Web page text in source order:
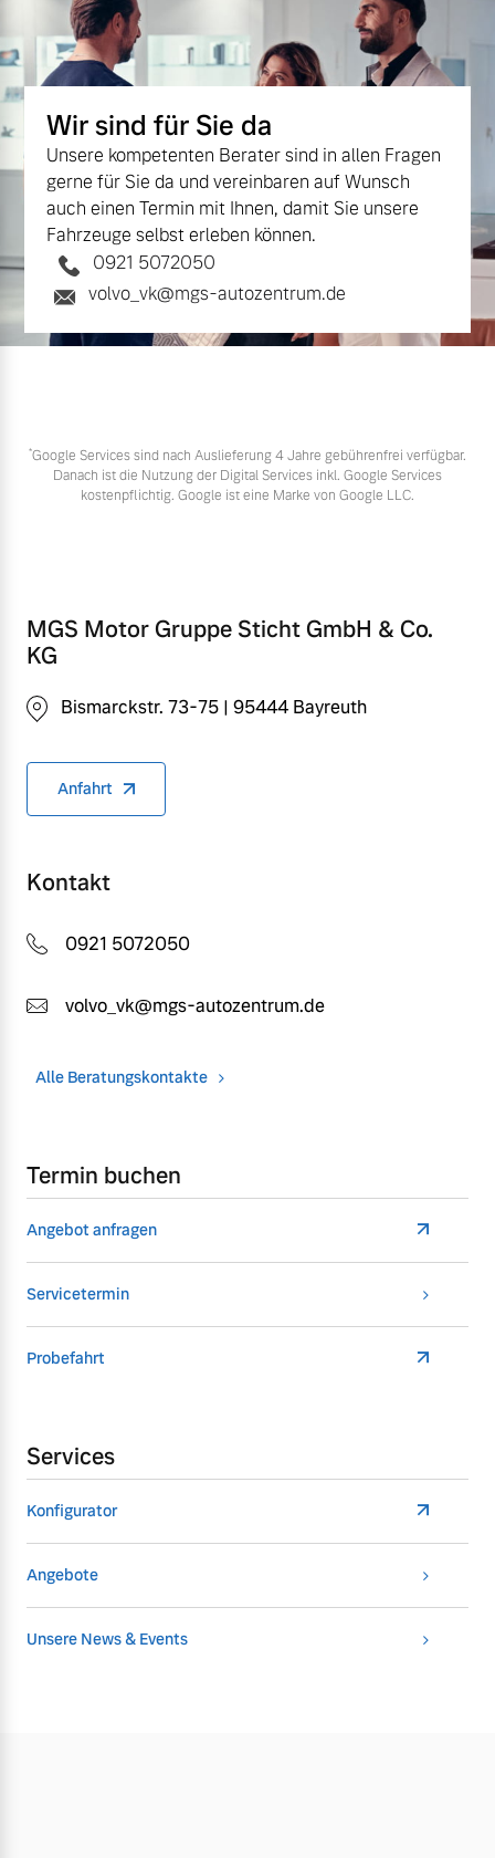
Wir sind für Sie da
Unsere kompetenten Berater sind in allen Fragen
gerne für Sie da und vereinbaren auf Wunsch
auch einen Termin mit Ihnen, damit Sie unsere
Fahrzeuge selbst erleben können.
0921 5072050
volvo_vk@mgs-autozentrum.de
*Google Services sind nach Auslieferung 4 Jahre gebührenfrei verfügbar.
Danach ist die Nutzung der Digital Services inkl. Google Services
kostenpflichtig. Google ist eine Marke von Google LLC.
MGS Motor Gruppe Sticht GmbH & Co.
KG
Bismarckstr. 73-75 | 95444 Bayreuth
Anfahrt
Kontakt
0921 5072050
volvo_vk@mgs-autozentrum.de
Alle Beratungskontakte
Termin buchen
Angebot anfragen
Servicetermin
Probefahrt
Services
Konfigurator
Angebote
Unsere News & Events